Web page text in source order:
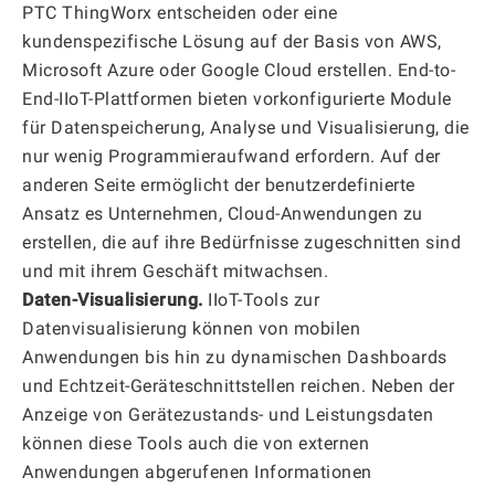
PTC ThingWorx entscheiden oder eine
kundenspezifische Lösung auf der Basis von AWS,
Microsoft Azure oder Google Cloud erstellen. End-to-
End-IIoT-Plattformen bieten vorkonfigurierte Module
für Datenspeicherung, Analyse und Visualisierung, die
nur wenig Programmieraufwand erfordern. Auf der
anderen Seite ermöglicht der benutzerdefinierte
Ansatz es Unternehmen, Cloud-Anwendungen zu
erstellen, die auf ihre Bedürfnisse zugeschnitten sind
und mit ihrem Geschäft mitwachsen.
Daten-Visualisierung. IIoT-Tools zur
Datenvisualisierung können von mobilen
Anwendungen bis hin zu dynamischen Dashboards
und Echtzeit-Geräteschnittstellen reichen. Neben der
Anzeige von Gerätezustands- und Leistungsdaten
können diese Tools auch die von externen
Anwendungen abgerufenen Informationen